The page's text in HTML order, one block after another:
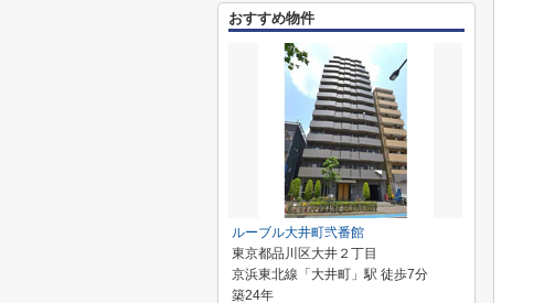
おすすめ物件
ルーブル大井町弐番館
東京都品川区大井２丁目
京浜東北線「大井町」駅 徒歩7分
築24年